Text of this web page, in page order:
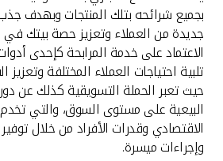
بجميع شرائحه بتلك المنتجات وبهدف
جديدة من العملاء وتعزيز حصة بيتك
الاعتماد على خدمة المرابحة كإحدى
تلبية احتياجات العملاء المختلفة وتعزيز
حيث تعبر الحملة التسويقية كذلك عن
البيعية على مستوى السوق، والتي
الاقتصادي وقدرات الأفراد من خلال
وإجراءات ميسرة.